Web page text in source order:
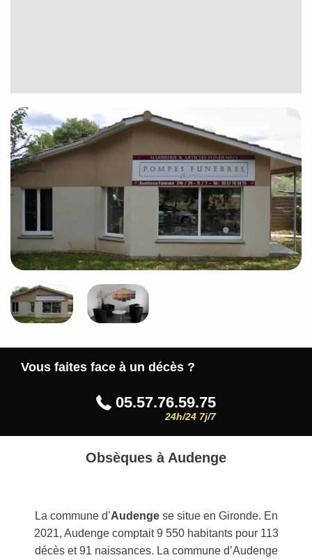
Vous faites face à un décès ?
05.57.76.59.75
24h/24 7j/7
Obsèques à Audenge
La commune d’Audengese situe en Gironde. En
2021, Audenge comptait 9 550 habitants pour 113
décès et 91 naissances. La commune d’Audenge